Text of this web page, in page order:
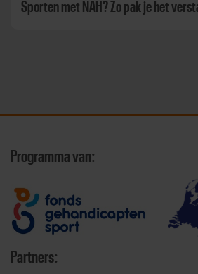
Sporten met NAH? Zo pak je het
Programma van:
Partners: